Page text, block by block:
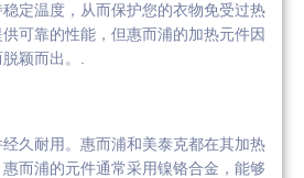
定温度，从而保护您的衣物免受过热
可靠的性能，但惠而浦的加热元件因
颖而出。.
久耐用。惠而浦和美泰克都在其加热
而浦的元件通常采用镍铬合金，能够